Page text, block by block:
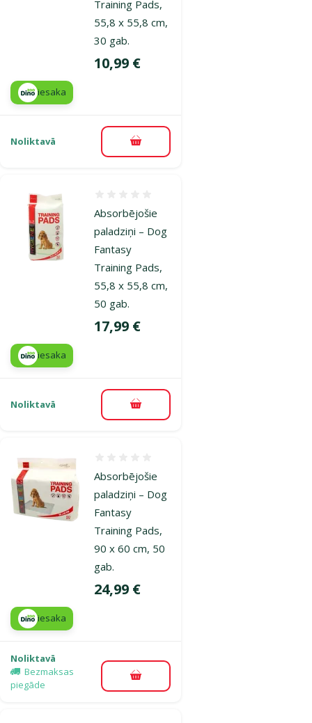
Training Pads,
55,8 x 55,8 cm,
30 gab.
Cena
10,99 €
iesaka
Noliktavā Pievienot grozam
Absorbējošie
paladziņi – Dog
Fantasy
Training Pads,
55,8 x 55,8 cm,
50 gab.
Cena
17,99 €
iesaka
Noliktavā Pievienot grozam
Absorbējošie
paladziņi – Dog
Fantasy
Training Pads,
90 x 60 cm, 50
gab.
Cena
24,99 €
iesaka
Noliktavā
Bezmaksas
piegāde
Pievienot grozam